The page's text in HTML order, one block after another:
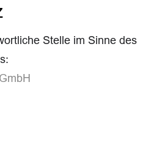
Stelle im Sinne des